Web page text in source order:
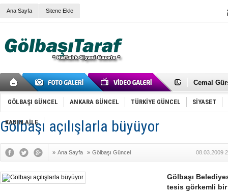
Ana Sayfa Sitene Ekle
Cemal
Samet
FAİZ
OLİMPİK
RECEP
Gölbaşı
İNCEK
GÖLBAŞI GÜNCEL ANKARA GÜNCEL TÜRKİYE GÜNCEL SİYASET
KADIN AİLE
Gölbaşı açılışlarla büyüyor
» Ana Sayfa » Gölbaşı Güncel 08.03.2009
Gölbaşı
tesis görkemli bir